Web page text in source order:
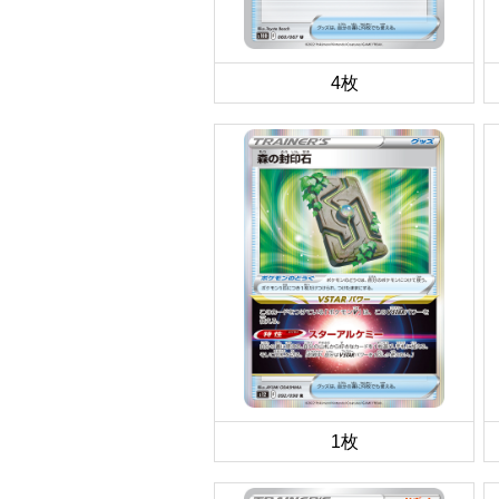
4枚
1枚